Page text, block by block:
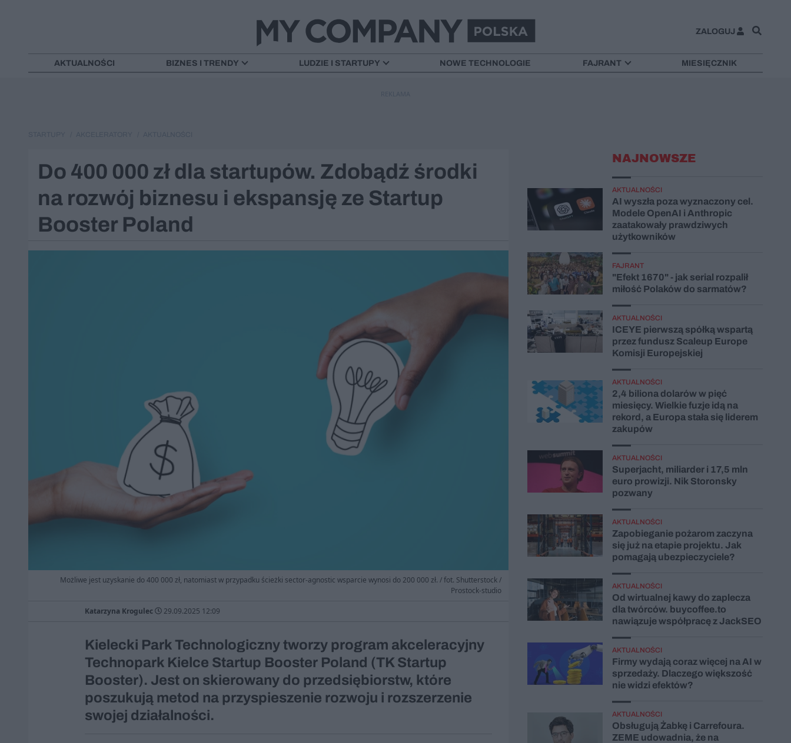
ZALOGUJ
AKTUALNOŚCI BIZNES I TRENDY LUDZIE I STARTUPY NOWE TECHNOLOGIE FAJRANT MIESIĘCZNIK
Do 400 000 zł dla startupów. Zdobądź środki
na rozwój biznesu i ekspansję ze Startup
Booster Poland
Możliwe jest uzyskanie do 400 000 zł, natomiast w przypadku ścieżki sector-agnostic wsparcie wynosi do 200 000 zł. / fot. Shutterstock /
Prostock-studio
Katarzyna Krogulec 29.09.2025 12:09
Kielecki Park Technologiczny tworzy program akceleracyjny
Technopark Kielce Startup Booster Poland (TK Startup
Booster). Jest on skierowany do przedsiębiorstw, które
poszukują metod na przyspieszenie rozwoju i rozszerzenie
swojej działalności.
NAJNOWSZE
AKTUALNOŚCI
AI wyszła poza wyznaczony cel.
Modele OpenAI i Anthropic
zaatakowały prawdziwych
użytkowników
FAJRANT
"Efekt 1670" - jak serial rozpalił
miłość Polaków do sarmatów?
AKTUALNOŚCI
ICEYE pierwszą spółką wspartą
przez fundusz Scaleup Europe
Komisji Europejskiej
AKTUALNOŚCI
2,4 biliona dolarów w pięć
miesięcy. Wielkie fuzje idą na
rekord, a Europa stała się liderem
zakupów
AKTUALNOŚCI
Superjacht, miliarder i 17,5 mln
euro prowizji. Nik Storonsky
pozwany
AKTUALNOŚCI
Zapobieganie pożarom zaczyna
się już na etapie projektu. Jak
pomagają ubezpieczyciele?
AKTUALNOŚCI
Od wirtualnej kawy do zaplecza
dla twórców. buycoffee.to
nawiązuje współpracę z JackSEO
AKTUALNOŚCI
Firmy wydają coraz więcej na AI w
sprzedaży. Dlaczego większość
nie widzi efektów?
AKTUALNOŚCI
Obsługują Żabkę i Carrefoura.
ZEME udowadnia, że na